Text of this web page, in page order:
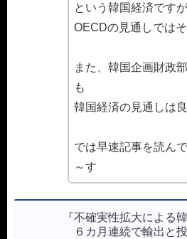
という韓国経済ですが
OECDの見通しでは
また、韓国企画財政
も
韓国経済の見通しは
では早速記事を読ん
～す
『不確実性拡大による
６カ月連続で輸出と